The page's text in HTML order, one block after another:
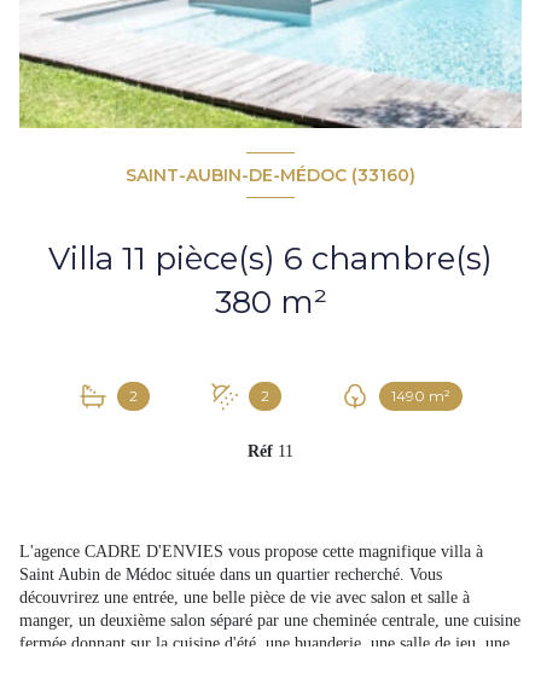
SAINT-AUBIN-DE-MÉDOC (33160)
Villa 11 pièce(s) 6 chambre(s)
380 m²
2 2 1490 m²
Réf 11
L'agence CADRE D'ENVIES vous propose cette magnifique villa à
Saint Aubin de Médoc située dans un quartier recherché. Vous
découvrirez une entrée, une belle pièce de vie avec salon et salle à
manger, un deuxième salon séparé par une cheminée centrale, une cuisine
fermée donnant sur la cuisine d'été, une buanderie, une salle de jeu, une